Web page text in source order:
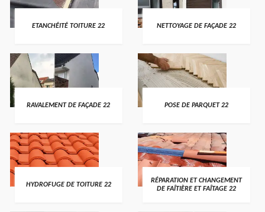
ETANCHÉITÉ TOITURE 22 NETTOYAGE DE FAÇADE 22
RAVALEMENT DE FAÇADE 22 POSE DE PARQUET 22
HYDROFUGE DE TOITURE 22
RÉPARATION ET CHANGEMENT
DE FAÎTIÈRE ET FAÎTAGE 22